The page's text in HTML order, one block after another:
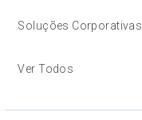
Soluções Corporativas
Ver Todos